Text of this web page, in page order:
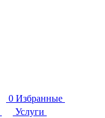
0 Избранные
Услуги